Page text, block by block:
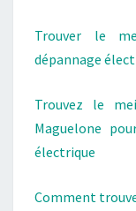
Trouver le
dépannage
Trouvez le
Maguelone
électrique
Comment